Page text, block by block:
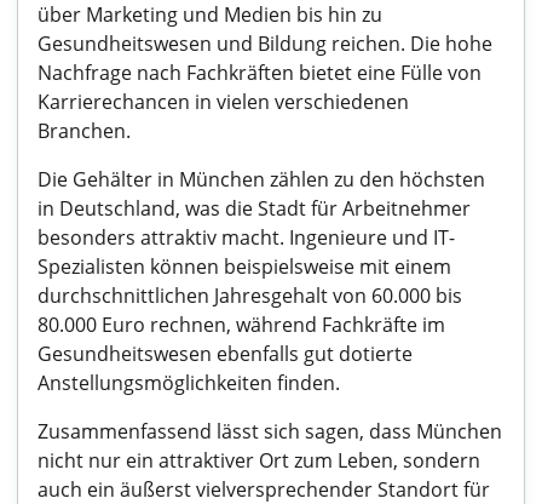
über Marketing und Medien bis hin zu
Gesundheitswesen und Bildung reichen. Die hohe
Nachfrage nach Fachkräften bietet eine Fülle von
Karrierechancen in vielen verschiedenen
Branchen.
Die Gehälter in München zählen zu den höchsten
in Deutschland, was die Stadt für Arbeitnehmer
besonders attraktiv macht. Ingenieure und IT-
Spezialisten können beispielsweise mit einem
durchschnittlichen Jahresgehalt von 60.000 bis
80.000 Euro rechnen, während Fachkräfte im
Gesundheitswesen ebenfalls gut dotierte
Anstellungsmöglichkeiten finden.
Zusammenfassend lässt sich sagen, dass München
nicht nur ein attraktiver Ort zum Leben, sondern
auch ein äußerst vielversprechender Standort für